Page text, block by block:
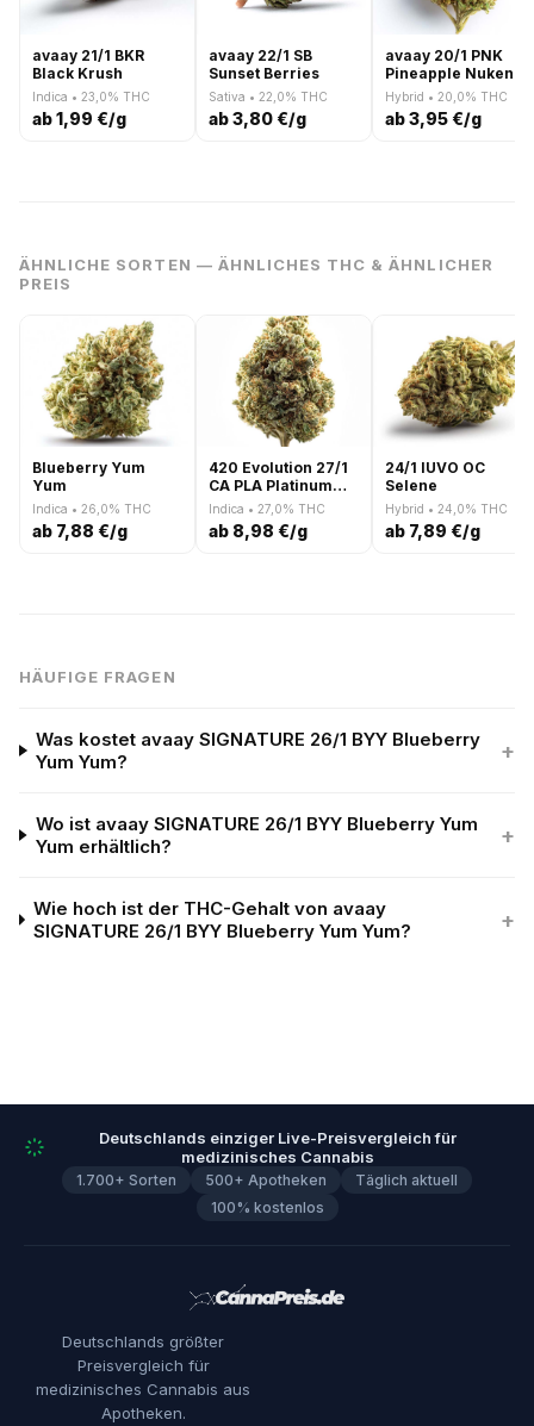
avaay 21/1 BKR
Black Krush
Indica • 23,0% THC
ab 1,99 €/g
avaay 22/1 SB
Sunset Berries
Sativa • 22,0% THC
ab 3,80 €/g
avaay 20/1 PNK
Pineapple Nuken
Hybrid • 20,0% THC
ab 3,95 €/g
ÄHNLICHE SORTEN — ÄHNLICHES THC & ÄHNLICHER
PREIS
Blueberry Yum
Yum
Indica • 26,0% THC
ab 7,88 €/g
420 Evolution 27/1
CA PLA Platinum
Kush
Indica • 27,0% THC
ab 8,98 €/g
24/1 IUVO OC
Selene
Hybrid • 24,0% THC
ab 7,89 €/g
HÄUFIGE FRAGEN
Was kostet avaay SIGNATURE 26/1 BYY Blueberry
Yum Yum?
+
Wo ist avaay SIGNATURE 26/1 BYY Blueberry Yum
Yum erhältlich?
+
Wie hoch ist der THC-Gehalt von avaay
SIGNATURE 26/1 BYY Blueberry Yum Yum?
+
Deutschlands einziger Live-Preisvergleich für
medizinisches Cannabis
1.700+ Sorten 500+ Apotheken
Täglich aktuell
100% kostenlos
Deutschlands größter
Preisvergleich für
medizinisches Cannabis aus
Apotheken.